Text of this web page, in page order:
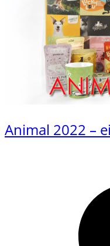
Animal 2022 –